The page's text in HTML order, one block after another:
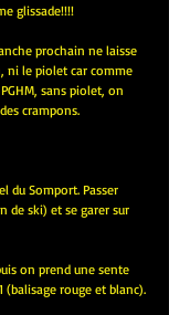
glissade!!!!
prochain ne laisse
ni le piolet car comme
sans piolet, on
crampons.
du Somport. Passer
de ski) et se garer sur
on prend une sente
(balisage rouge et blanc).